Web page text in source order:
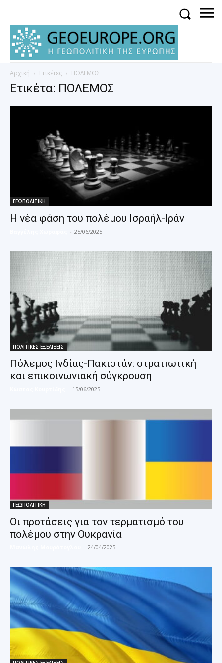
Αρχική Ετικέτες ΠΟΛΕΜΟΣ
Ετικέτα: ΠΟΛΕΜΟΣ
ΓΕΩΠΟΛΙΤΙΚΗ
Η νέα φάση του πολέμου Ισραήλ-Ιράν
- 25/06/2025
ΠΟΛΙΤΙΚΕΣ ΕΞΕΛΙΞΕΙΣ
Πόλεμος Ινδίας-Πακιστάν: στρατιωτική
και επικοινωνιακή σύγκρουση
- 15/06/2025
ΓΕΩΠΟΛΙΤΙΚΗ
Οι προτάσεις για τον τερματισμό του
πολέμου στην Ουκρανία
- 24/04/2025